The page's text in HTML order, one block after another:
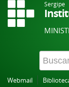
Sergipe
Webmail